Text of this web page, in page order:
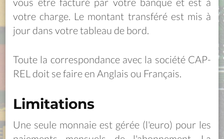
votre charge. Le montant transféré est mis à
jour dans votre tableau de bord.
Toute la correspondance avec la société CAP-
REL doit se faire en Anglais ou Français.
Limitations
Une seule monnaie est gérée (l'euro) pour les